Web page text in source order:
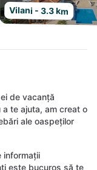
Vilani - 3.3 km
de vacanță
te ajuta, am creat o
ale oaspeților
informații
este bucuros să te